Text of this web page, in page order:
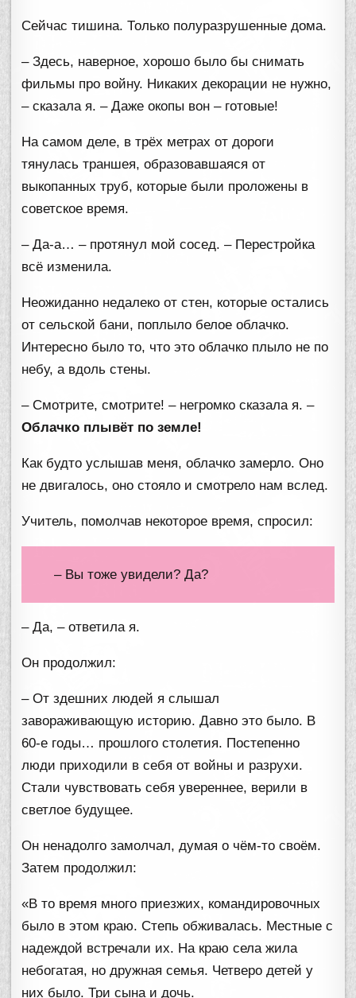
Сейчас тишина. Только полуразрушенные дома.
– Здесь, наверное, хорошо было бы снимать
фильмы про войну. Никаких декорации не нужно,
– сказала я. – Даже окопы вон – готовые!
На самом деле, в трёх метрах от дороги
тянулась траншея, образовавшаяся от
выкопанных труб, которые были проложены в
советское время.
– Да-а… – протянул мой сосед. – Перестройка
всё изменила.
Неожиданно недалеко от стен, которые остались
от сельской бани, поплыло белое облачко.
Интересно было то, что это облачко плыло не по
небу, а вдоль стены.
– Смотрите, смотрите! – негромко сказала я. –
Облачко плывёт по земле!
Как будто услышав меня, облачко замерло. Оно
не двигалось, оно стояло и смотрело нам вслед.
Учитель, помолчав некоторое время, спросил:
– Вы тоже увидели? Да?
– Да, – ответила я.
Он продолжил:
– От здешних людей я слышал
завораживающую историю. Давно это было. В
60-е годы… прошлого столетия. Постепенно
люди приходили в себя от войны и разрухи.
Стали чувствовать себя увереннее, верили в
светлое будущее.
Он ненадолго замолчал, думая о чём-то своём.
Затем продолжил:
«В то время много приезжих, командировочных
было в этом краю. Степь обживалась. Местные с
надеждой встречали их. На краю села жила
небогатая, но дружная семья. Четверо детей у
них было. Три сына и дочь.